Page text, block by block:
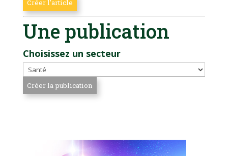
Une publication
Choisissez un secteur